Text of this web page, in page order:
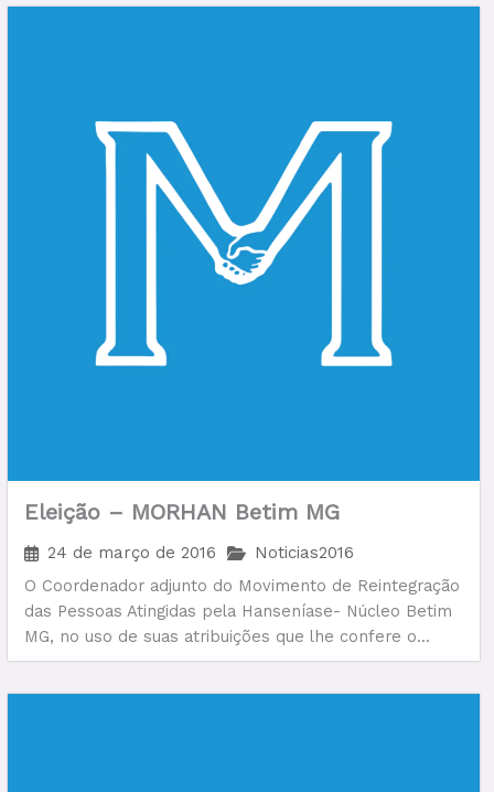
Eleição – MORHAN Betim MG
24 de março de 2016
Noticias2016
O Coordenador adjunto do Movimento de Reintegração
das Pessoas Atingidas pela Hanseníase- Núcleo Betim
MG, no uso de suas atribuições que lhe confere o...